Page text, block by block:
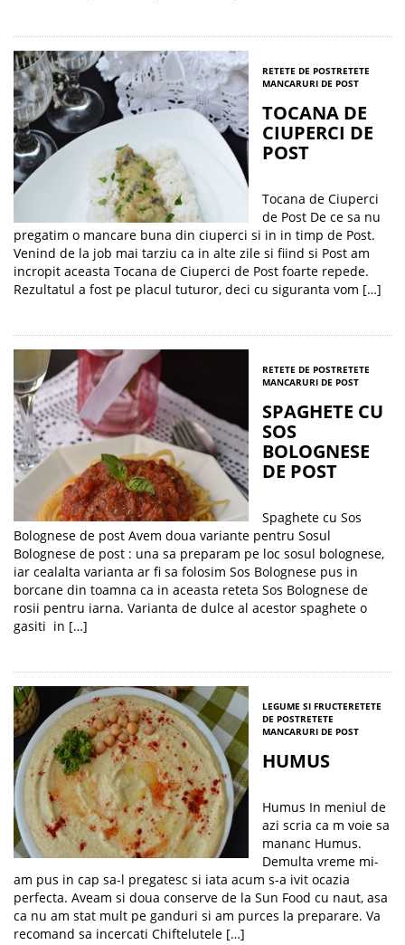
RETETE DE POSTRETETE
MANCARURI DE POST
TOCANA DE
CIUPERCI DE
POST
Tocana de Ciuperci
de Post De ce sa nu
pregatim o mancare buna din ciuperci si in in timp de Post.
Venind de la job mai tarziu ca in alte zile si fiind si Post am
incropit aceasta Tocana de Ciuperci de Post foarte repede.
Rezultatul a fost pe placul tuturor, deci cu siguranta vom […]
RETETE DE POSTRETETE
MANCARURI DE POST
SPAGHETE CU
SOS
BOLOGNESE
DE POST
Spaghete cu Sos
Bolognese de post Avem doua variante pentru Sosul
Bolognese de post : una sa preparam pe loc sosul bolognese,
iar cealalta varianta ar fi sa folosim Sos Bolognese pus in
borcane din toamna ca in aceasta reteta Sos Bolognese de
rosii pentru iarna. Varianta de dulce al acestor spaghete o
gasiti in […]
LEGUME SI FRUCTERETETE
DE POSTRETETE
MANCARURI DE POST
HUMUS
Humus In meniul de
azi scria ca m voie sa
mananc Humus.
Demulta vreme mi-
am pus in cap sa-l pregatesc si iata acum s-a ivit ocazia
perfecta. Aveam si doua conserve de la Sun Food cu naut, asa
ca nu am stat mult pe ganduri si am purces la preparare. Va
recomand sa incercati Chiftelutele […]